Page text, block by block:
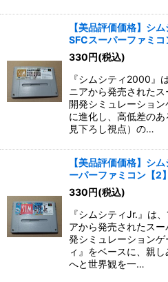
【美品評価価格】
SFCスーパーファミコ
330円(税込)
『シムシティ2000』
ニアから発売された
開発シミュレーショ
に進化し、高低差の
見下ろし視点）の…
【美品評価価格】
ーパーファミコン【2】
330円(税込)
『シムシティJr.』は
アから発売されたス
発シミュレーション
ィ』をベースに、親
へと世界観を一…